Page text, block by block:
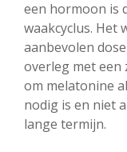
een hormoon is
waakcyclus. Het
aanbevolen
overleg met
om melatonine
nodig is en niet
lange termijn.